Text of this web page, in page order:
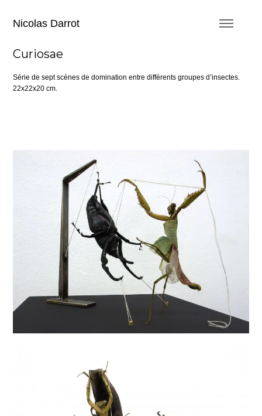
Nicolas Darrot
Curiosae
Série de sept scènes de domination entre différents groupes d’insectes.
22x22x20 cm.